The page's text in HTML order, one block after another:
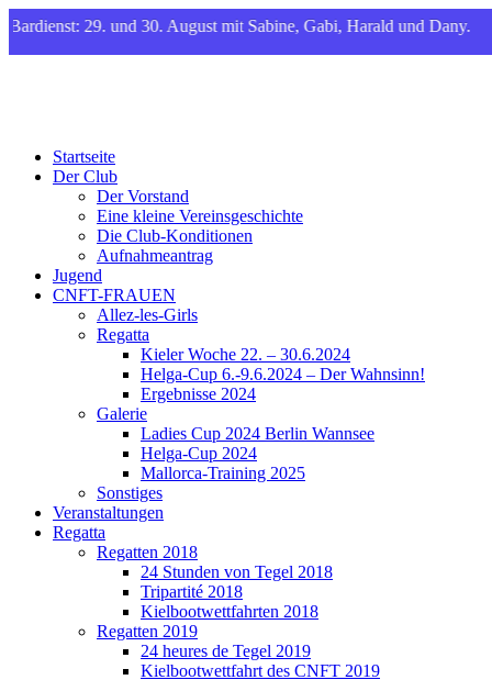
29. und 30. August mit Sabine, Gabi, Harald und Dany.
Startseite
Der Club
Der Vorstand
Eine kleine Vereinsgeschichte
Die Club-Konditionen
Aufnahmeantrag
Jugend
CNFT-FRAUEN
Allez-les-Girls
Regatta
Kieler Woche 22. – 30.6.2024
Helga-Cup 6.-9.6.2024 – Der Wahnsinn!
Ergebnisse 2024
Galerie
Ladies Cup 2024 Berlin Wannsee
Helga-Cup 2024
Mallorca-Training 2025
Sonstiges
Veranstaltungen
Regatta
Regatten 2018
24 Stunden von Tegel 2018
Tripartité 2018
Kielbootwettfahrten 2018
Regatten 2019
24 heures de Tegel 2019
Kielbootwettfahrt des CNFT 2019